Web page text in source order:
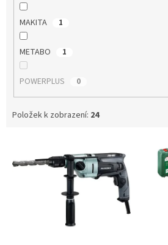
MAKITA 1
METABO 1
POWERPLUS 0
Položek k zobrazení: 24